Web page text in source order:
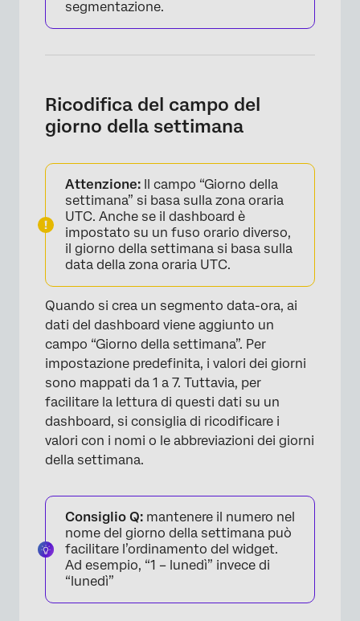
×
×
segmentazione.
Ricodifica del campo del
giorno della settimana
Attenzione: Il campo “Giorno della
settimana” si basa sulla zona oraria
UTC. Anche se il dashboard è
impostato su un fuso orario diverso,
il giorno della settimana si basa sulla
data della zona oraria UTC.
Quando si crea un segmento data-ora, ai
dati del dashboard viene aggiunto un
campo “Giorno della settimana”. Per
impostazione predefinita, i valori dei giorni
sono mappati da 1 a 7. Tuttavia, per
facilitare la lettura di questi dati su un
dashboard, si consiglia di ricodificare i
valori con i nomi o le abbreviazioni dei giorni
della settimana.
Consiglio Q: mantenere il numero nel
nome del giorno della settimana può
facilitare l’ordinamento del widget.
Ad esempio, “1 – lunedì” invece di
“lunedì”